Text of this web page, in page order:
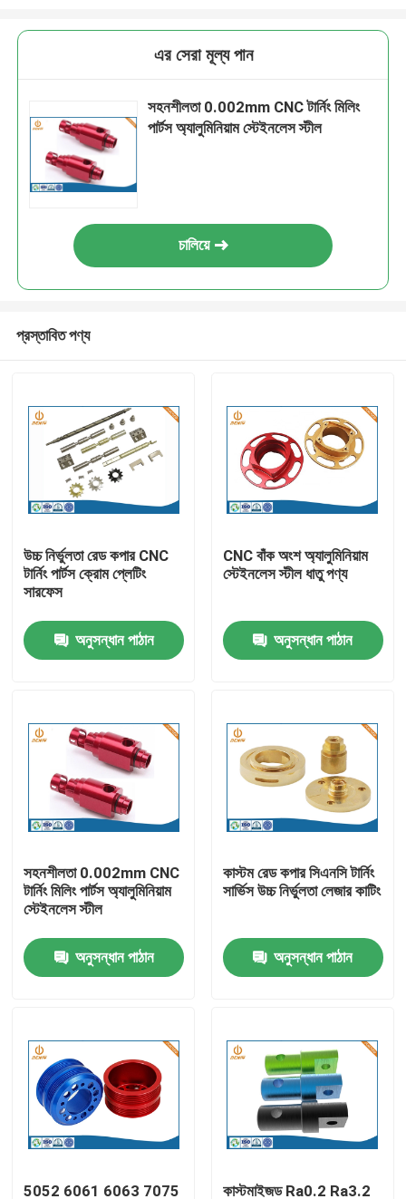
পণ্য
আমাদের সম্পর্কে
মান নিয়ন্ত্রণ
আমাদের সাথে যোগাযোগ করুন
অ্যালুমিনিয়াম ডাই ঢালাই
ইভি খুচরা যন্ত্রাংশ
CNC মেশিনিং যন্ত্রাংশ
এর সেরা মূল্য পান
সহনশীলতা 0.002mm CNC টার্নিং মিলিং
পার্টস অ্যালুমিনিয়াম স্টেইনলেস স্টীল
চালিয়ে
প্রস্তাবিত পণ্য
উচ্চ নির্ভুলতা রেড কপার CNC
টার্নিং পার্টস ক্রোম প্লেটিং
সারফেস
অনুসন্ধান পাঠান
CNC বাঁক অংশ অ্যালুমিনিয়াম
স্টেইনলেস স্টীল ধাতু পণ্য
অনুসন্ধান পাঠান
সহনশীলতা 0.002mm CNC
টার্নিং মিলিং পার্টস অ্যালুমিনিয়াম
স্টেইনলেস স্টীল
অনুসন্ধান পাঠান
কাস্টম রেড কপার সিএনসি টার্নিং
সার্ভিস উচ্চ নির্ভুলতা লেজার কাটিং
অনুসন্ধান পাঠান
5052 6061 6063 7075 কাস্টমাইজড Ra0.2 Ra3.2